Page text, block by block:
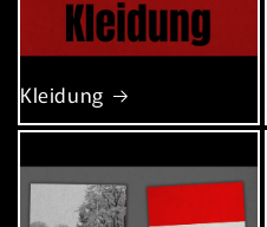
Kleidung